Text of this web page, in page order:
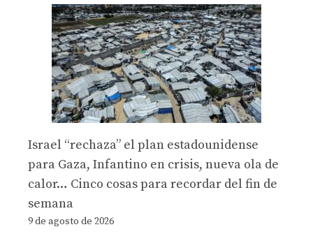
Israel “rechaza” el plan estadounidense
para Gaza, Infantino en crisis, nueva ola de
calor… Cinco cosas para recordar del fin de
semana
9 de agosto de 2026